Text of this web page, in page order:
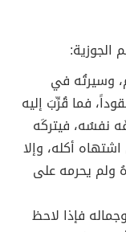
الجوزية:
وسيرتُه في
فما قُرِّبَ إليه
نفسُه، فيتركَه
أكله، وإلا
ولم يحرمه على
فإذا لاحظ